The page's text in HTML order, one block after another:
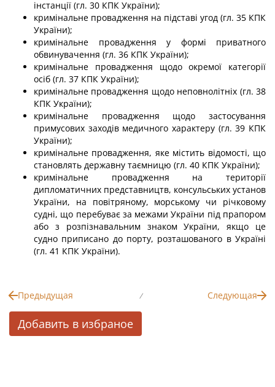
інстанції (гл. 30 КПК України);
кримінальне провадження на підставі угод (гл. 35 КПК
України);
кримінальне провадження у формі приватного
обвинувачення (гл. 36 КПК України);
кримінальне провадження щодо окремої категорії
осіб (гл. 37 КПК України);
кримінальне провадження щодо неповнолітніх (гл. 38
КПК України);
кримінальне провадження щодо застосування
примусових заходів медичного характеру (гл. 39 КПК
України);
кримінальне провадження, яке містить відомості, що
становлять державну таємницю (гл. 40 КПК України);
кримінальне провадження на території
дипломатичних представництв, консульських установ
України, на повітряному, морському чи річковому
судні, що перебуває за межами України під прапором
або з розпізнавальним знаком України, якщо це
судно приписано до порту, розташованого в Україні
(гл. 41 КПК України).
Предыдущая / Следующая
Добавить в избраное